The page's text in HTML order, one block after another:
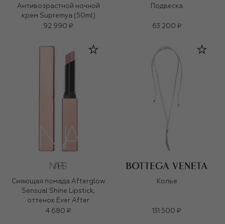
Антивозрастной ночной
крем Supremya (50ml)
92 990 ₽
Подвеска
63 200 ₽
Сияющая помада Afterglow
Sensual Shine Lipstick,
оттенок Ever After
4 680 ₽
Колье
131 500 ₽